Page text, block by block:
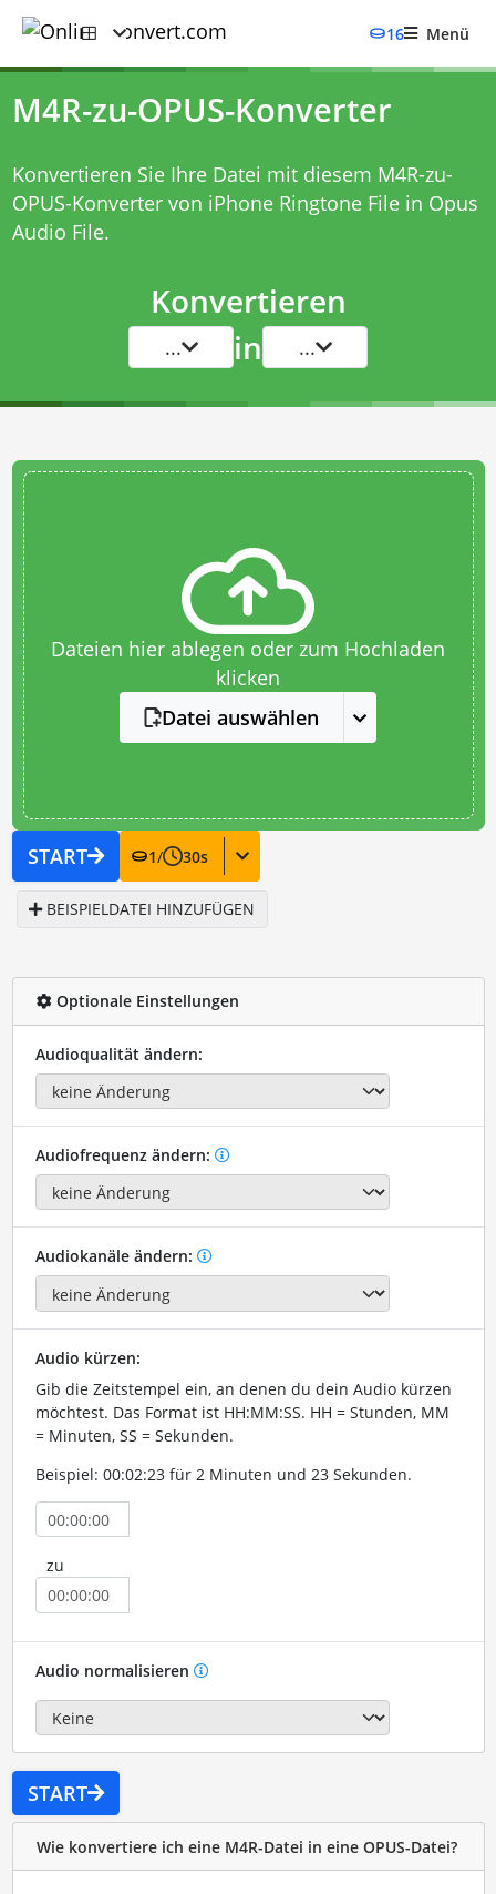
16 Menü
M4R-zu-OPUS-Konverter
Konvertieren Sie Ihre Datei mit diesem M4R-zu-
OPUS-Konvertervon iPhone Ringtone File in Opus
Audio File.
Konvertieren
... in ...
Dateien hier ablegen oder zum Hochladen
klicken
Datei auswählen
START 1/ 30s
BEISPIELDATEI HINZUFÜGEN
Optionale Einstellungen
Audioqualität ändern:
Audiofrequenz ändern:
Audiokanäle ändern:
Audio kürzen:
Gib die Zeitstempel ein, an denen du dein Audio kürzen
möchtest. Das Format ist HH:MM:SS. HH = Stunden, MM
= Minuten, SS = Sekunden.
Beispiel: 00:02:23 für 2 Minuten und 23 Sekunden.
zu
Audio normalisieren
START
Wie konvertiere ich eine M4R-Datei in eine OPUS-Datei?